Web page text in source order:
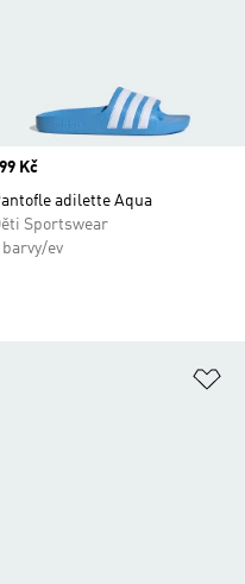
Kč
adilette Aqua
Sportswear
barvy/ev